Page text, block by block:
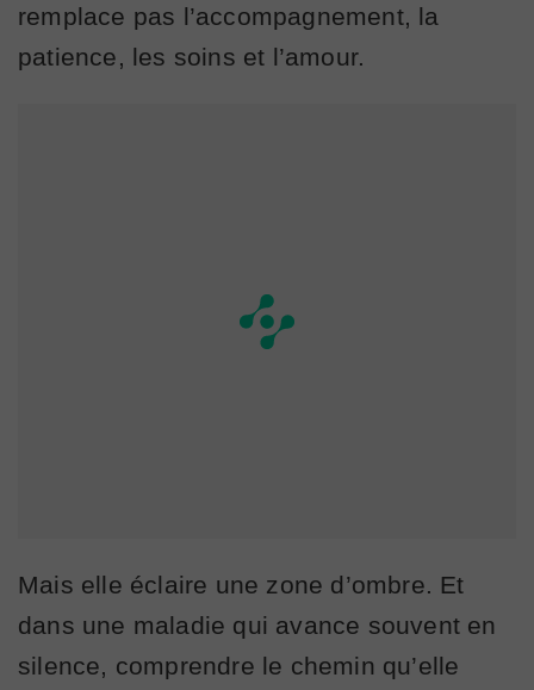
remplace pas l’accompagnement, la
patience, les soins et l’amour.
Mais elle éclaire une zone d’ombre. Et
dans une maladie qui avance souvent en
silence, comprendre le chemin qu’elle